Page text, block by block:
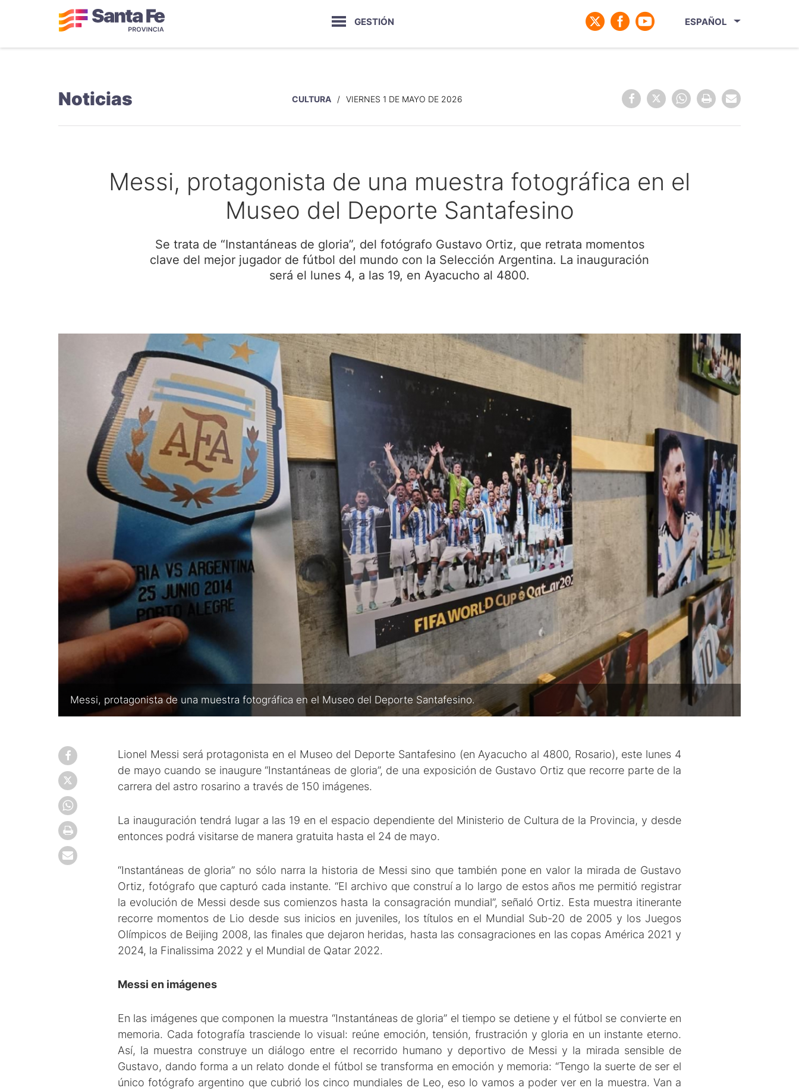
GESTIÓN ESPAÑOL
Noticias CULTURA VIERNES 1 DE MAYO DE 2026
Messi, protagonista de una muestra fotográfica en el
Museo del Deporte Santafesino
Se trata de “Instantáneas de gloria”, del fotógrafo Gustavo Ortiz, que retrata momentos
clave del mejor jugador de fútbol del mundo con la Selección Argentina. La inauguración
será el lunes 4, a las 19, en Ayacucho al 4800.
Messi, protagonista de una muestra fotográfica en el Museo del Deporte Santafesino.
Lionel Messi será protagonista en el Museo del Deporte Santafesino (en Ayacucho al 4800, Rosario), este lunes 4
de mayo cuando se inaugure “Instantáneas de gloria”, de una exposición de Gustavo Ortiz que recorre parte de la
carrera del astro rosarino a través de 150 imágenes.
La inauguración tendrá lugar a las 19 en el espacio dependiente del Ministerio de Cultura de la Provincia, y desde
entonces podrá visitarse de manera gratuita hasta el 24 de mayo.
“Instantáneas de gloria” no sólo narra la historia de Messi sino que también pone en valor la mirada de Gustavo
Ortiz, fotógrafo que capturó cada instante. “El archivo que construí a lo largo de estos años me permitió registrar
la evolución de Messi desde sus comienzos hasta la consagración mundial”, señaló Ortiz. Esta muestra itinerante
recorre momentos de Lio desde sus inicios en juveniles, los títulos en el Mundial Sub-20 de 2005 y los Juegos
Olímpicos de Beijing 2008, las finales que dejaron heridas, hasta las consagraciones en las copas América 2021 y
2024, la Finalissima 2022 y el Mundial de Qatar 2022.
Messi en imágenes
En las imágenes que componen la muestra “Instantáneas de gloria” el tiempo se detiene y el fútbol se convierte en
memoria. Cada fotografía trasciende lo visual: reúne emoción, tensión, frustración y gloria en un instante eterno.
Así, la muestra construye un diálogo entre el recorrido humano y deportivo de Messi y la mirada sensible de
Gustavo, dando forma a un relato donde el fútbol se transforma en emoción y memoria: “Tengo la suerte de ser el
único fotógrafo argentino que cubrió los cinco mundiales de Leo, eso lo vamos a poder ver en la muestra. Van a